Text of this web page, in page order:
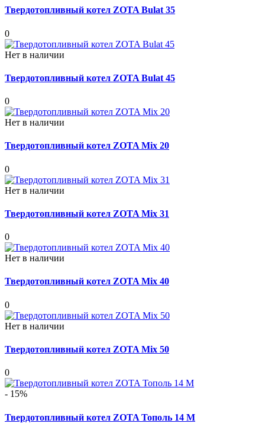
Твердотопливный котел ZOTA Bulat 35
0
Нет в наличии
Твердотопливный котел ZOTA Bulat 45
0
Нет в наличии
Твердотопливный котел ZOTA Mix 20
0
Нет в наличии
Твердотопливный котел ZOTA Mix 31
0
Нет в наличии
Твердотопливный котел ZOTA Mix 40
0
Нет в наличии
Твердотопливный котел ZOTA Mix 50
0
- 15%
Твердотопливный котел ZOTA Тополь 14 М